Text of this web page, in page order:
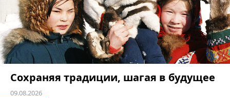
Сохраняя традиции, шагая в будущее
09.08.2026